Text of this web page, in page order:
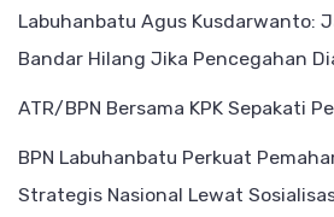
Labuhanbatu Agus Kusdarwanto:
Bandar Hilang Jika Pencegahan
ATR/BPN Bersama KPK Sepakati
BPN Labuhanbatu Perkuat
Strategis Nasional Lewat